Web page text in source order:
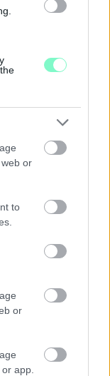
or
to
or
app.
ÓRA LEHET A
TURBINA
az ország
kérik